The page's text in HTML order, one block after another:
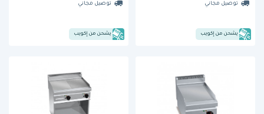
توصيل مجاني
يشحن من إكويب
توصيل مجاني
يشحن من إكويب